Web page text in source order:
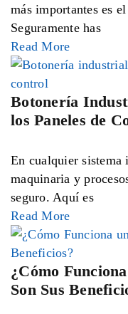
más importantes es
Seguramente has
Read More
Botonería
los Paneles de
En cualquier
maquinaria y
seguro. Aquí es
Read More
¿Cómo
Son Sus